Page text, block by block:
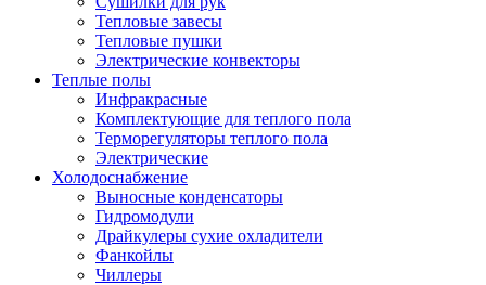
Тепловые завесы
Тепловые пушки
Электрические конвекторы
Теплые полы
Инфракрасные
Комплектующие для теплого пола
Терморегуляторы теплого пола
Электрические
Холодоснабжение
Выносные конденсаторы
Гидромодули
Драйкулеры сухие охладители
Фанкойлы
Чиллеры